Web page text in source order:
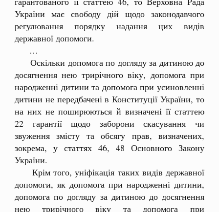
України має свободу дій щодо законодавчого
регулювання порядку надання цих видів
державної допомоги.
…
Оскільки допомога по догляду за дитиною до
досягнення нею трирічного віку, допомога при
народженні дитини та допомога при усиновленні
дитини не передбачені в Конституції України, то
на них не поширюються й визначені її статтею
22 гарантії щодо заборони скасування чи
звуження змісту та обсягу прав, визначених,
зокрема, у статтях 46, 48 Основного Закону
України.
Крім того, уніфікація таких видів державної
допомоги, як допомога при народженні дитини,
допомога по догляду за дитиною до досягнення
нею трирічного віку та допомога при